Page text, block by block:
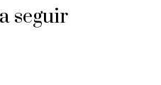
seguir